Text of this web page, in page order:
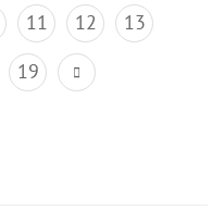
11 12
13
19